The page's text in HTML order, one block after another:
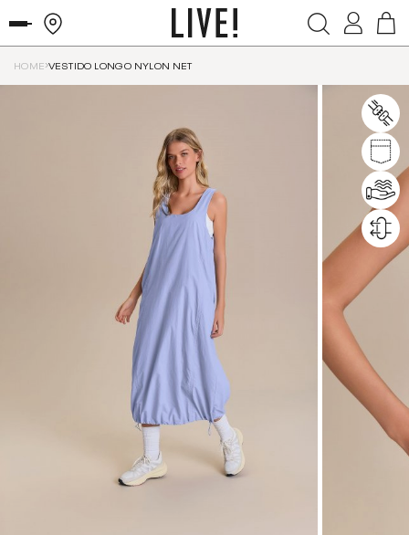
HOME VESTIDO LONGO NYLON NET